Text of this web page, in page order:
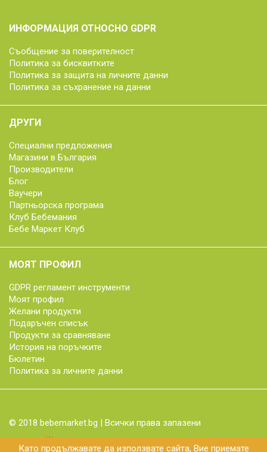
Като продължавате да използвате сайта, Вие приемате
ИНФОРМАЦИЯ ОТНОСНО GDPR
Съобщение за поверителност
Политика за бисквитките
Политика за защита на личните данни
Политика за съхранение на данни
ДРУГИ
Специални предложения
Магазини в България
Производители
Блог
Ваучери
Партньорска програма
Клуб Бебемания
Бебе Маркет Клуб
МОЯТ ПРОФИЛ
GDPR регламент инструменти
Моят профил
Желани продукти
Подаръчен списък
Продукти за сравняване
История на поръчките
Бюлетин
Политика за личните данни
© 2018 bebemarket.bg | Всички права запазени